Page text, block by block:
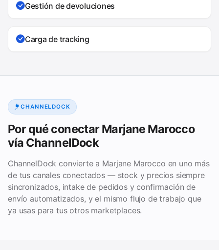
Gestión de devoluciones
Carga de tracking
CHANNELDOCK
Por qué conectar Marjane Marocco
vía ChannelDock
ChannelDock convierte a Marjane Marocco en uno más
de tus canales conectados — stock y precios siempre
sincronizados, intake de pedidos y confirmación de
envío automatizados, y el mismo flujo de trabajo que
ya usas para tus otros marketplaces.